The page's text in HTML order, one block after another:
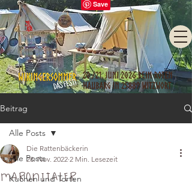
Beitrag
Alle Posts
Kuchen und Torten
Alle Posts
Maronitaler
Die Rattenbäckerin
28. Nov. 2022 2 Min. Lesezeit